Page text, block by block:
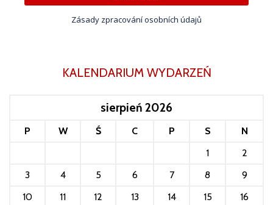
Zásady zpracování osobních údajů
KALENDARIUM WYDARZEŃ
sierpień 2026
P W Ś C P S
N
1
2
3
4 5 6 7 8
9
10
11 12 13 14 15
16